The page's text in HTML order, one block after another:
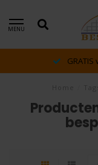
MENU